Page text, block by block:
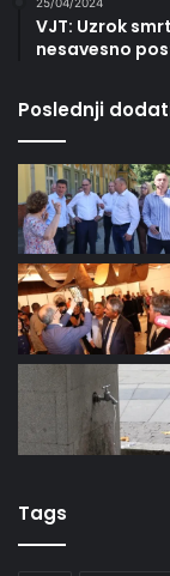
VJT: Uzrok
nesavesno
Poslednji
Tags